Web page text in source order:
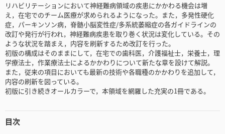
リハビリテーションにおいて神経難病領域の疾患にかかわる機会は増
え，在宅でのチーム医療が求められるようになった。また，多発性硬化
症，パーキンソン病，脊髄小脳変性症/多系統萎縮症の各ガイドラインの
改訂や発行が行われ，神経難病疾患を取り巻く状況は変化している。その
ような状況を踏まえ，内容を刷新するため改訂を行った。
初版の構成はそのままにして，在宅での歯科医，介護福祉士，栄養士，理
学療法士，作業療法士によるかかわりについて新たな章を設けて解説。
また，従来の項目においても最新の技術や各職種のかかわりを追加して，
内容の刷新を図っている。
初版に引き続きオールカラーで，本領域を網羅した充実の1冊である。
目次